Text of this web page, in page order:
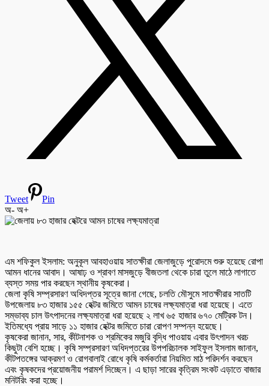
Tweet
Pin
অ- অ+
এম শফিকুল ইসলাম: অনুকূল আবহাওয়ায় সাতক্ষীরা জেলাজুড়ে পুরোদমে শুরু হয়েছে রোপা
আমন ধানের আবাদ। আষাঢ় ও শ্রাবণ মাসজুড়ে বীজতলা থেকে চারা তুলে মাঠে লাগাতে
ব্যস্ত সময় পার করছেন স্থানীয় কৃষকেরা।
জেলা কৃষি সম্প্রসারণ অধিদপ্তর সূত্রে জানা গেছে, চলতি মৌসুমে সাতক্ষীরার সাতটি
উপজেলায় ৮৩ হাজার ১৫৫ হেক্টর জমিতে আমন চাষের লক্ষ্যমাত্রা ধরা হয়েছে। এতে
সম্ভাব্য চাল উৎপাদনের লক্ষ্যমাত্রা ধরা হয়েছে ২ লাখ ৬৫ হাজার ৬৭০ মেট্রিক টন।
ইতিমধ্যে প্রায় সাড়ে ১১ হাজার হেক্টর জমিতে চারা রোপণ সম্পন্ন হয়েছে।
কৃষকেরা জানান, সার, কীটনাশক ও শ্রমিকের মজুরি বৃদ্ধি পাওয়ায় এবার উৎপাদন খরচ
কিছুটা বেশি হচ্ছে। কৃষি সম্প্রসারণ অধিদপ্তরের উপপরিচালক সাইফুল ইসলাম জানান,
কীটপতঙ্গের আক্রমণ ও রোগবালাই রোধে কৃষি কর্মকর্তারা নিয়মিত মাঠ পরিদর্শন করছেন
এবং কৃষকদের প্রয়োজনীয় পরামর্শ দিচ্ছেন। এ ছাড়া সারের কৃত্রিম সংকট এড়াতে বাজার
মনিটরিং করা হচ্ছে।